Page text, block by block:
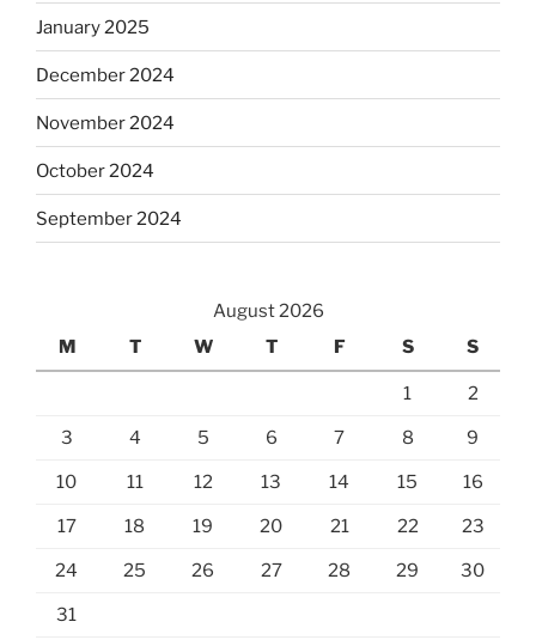
January 2025
December 2024
November 2024
October 2024
September 2024
August 2026
M
T W T F S S
1 2
3 4 5 6 7 8 9
10 11 12 13 14 15 16
17 18 19 20 21 22 23
24 25 26 27 28 29 30
31